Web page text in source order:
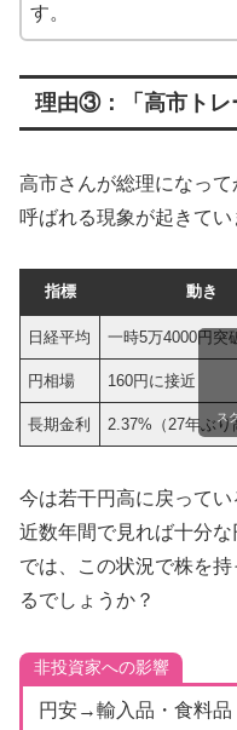
す。
理由③：「高市トレ
高市さんが総理になっ
呼ばれる現象が起きてい
指標 動き
日経平均 一時5万4000円突
円相場 160円に接近
長期金利 2.37%（27年ぶり
ス
今は若干円高に戻って
近数年間で見れば十分な
では、この状況で株を
るでしょうか？
非投資家への影響
円安→輸入品・食料品